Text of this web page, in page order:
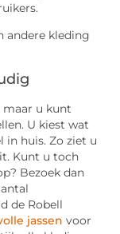
maar u kunt
U kiest wat
in huis. Zo ziet u
Kunt u toch
Bezoek dan
de Robell
jassen voor